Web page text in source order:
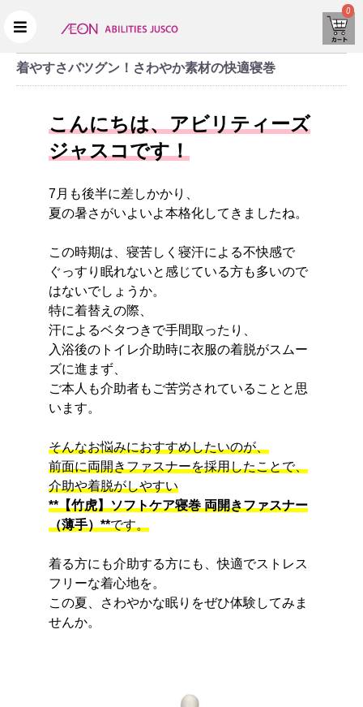
0
着やすさバツグン！さわやか素材の快適寝巻
こんにちは、アビリティーズ
ジャスコです！
7月も後半に差しかかり、
夏の暑さがいよいよ本格化してきましたね。
この時期は、寝苦しく寝汗による不快感で
ぐっすり眠れないと感じている方も多いので
はないでしょうか。
特に着替えの際、
汗によるベタつきで手間取ったり、
入浴後のトイレ介助時に衣服の着脱がスムー
ズに進まず、
ご本人も介助者もご苦労されていることと思
います。
そんなお悩みにおすすめしたいのが、
前面に両開きファスナーを採用したことで、
介助や着脱がしやすい
**【竹虎】ソフトケア寝巻 両開きファスナー
（薄手）**です。
着る方にも介助する方にも、快適でストレス
フリーな着心地を。
この夏、さわやかな眠りをぜひ体験してみま
せんか。